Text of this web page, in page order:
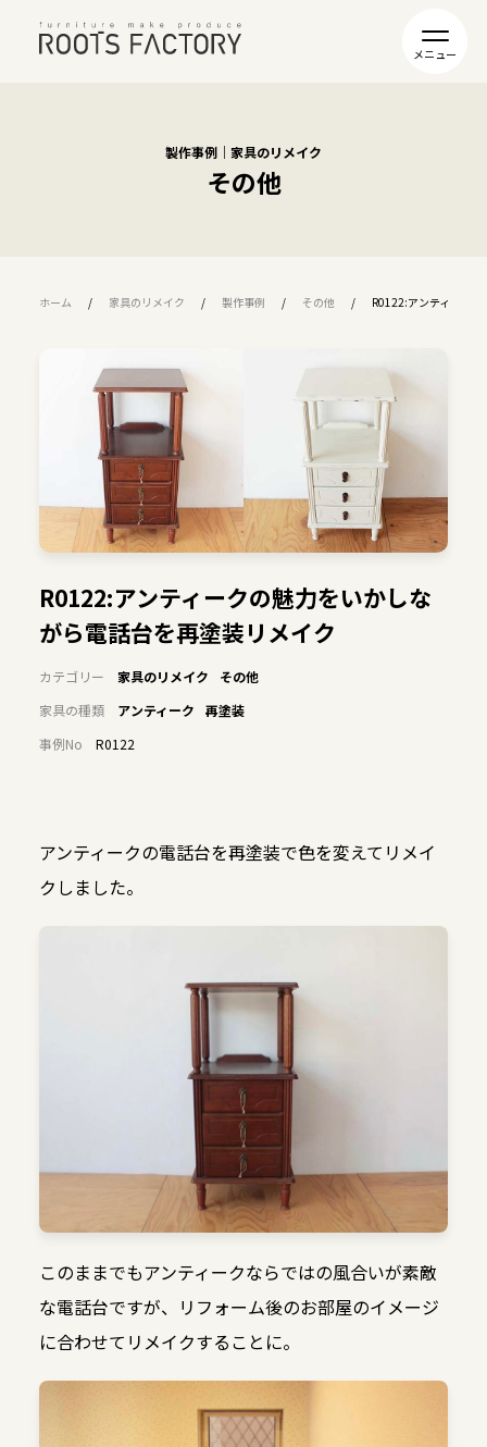
製作事例｜家具のリメイク
その他
ホーム 家具のリメイク 製作事例 その他 R0122:アンティーク
R0122:アンティークの魅力をいかしな
がら電話台を再塗装リメイク
カテゴリー 家具のリメイク
その他
家具の種類
アンティーク
再塗装
事例No
R0122
アンティークの電話台を再塗装で色を変えてリメイ
クしました。
このままでもアンティークならではの風合いが素敵
な電話台ですが、リフォーム後のお部屋のイメージ
に合わせてリメイクすることに。